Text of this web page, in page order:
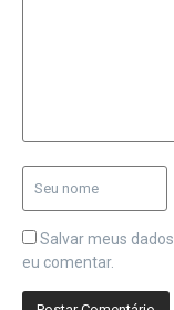
Salvar meus
eu comentar.